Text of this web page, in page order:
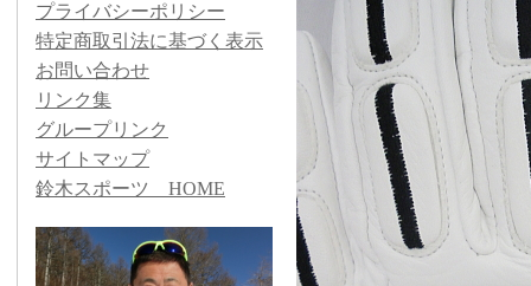
プライバシーポリシー
特定商取引法に基づく表示
お問い合わせ
リンク集
グループリンク
サイトマップ
鈴木スポーツ HOME